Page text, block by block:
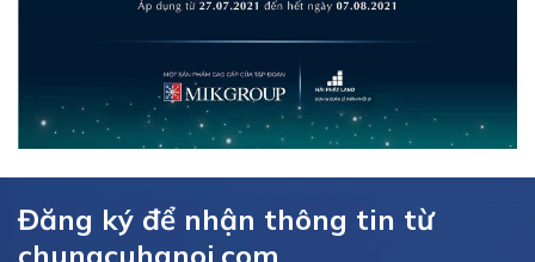
Đăng ký để nhận thông tin từ
chungcuhanoi.com